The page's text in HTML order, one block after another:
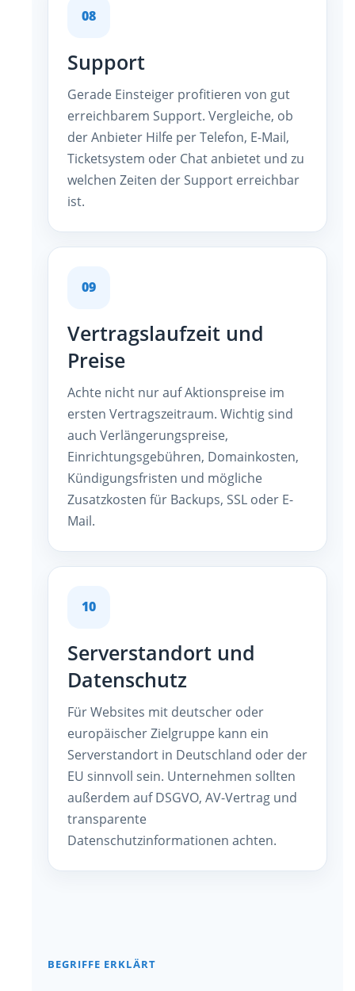
08
Support
Gerade Einsteiger profitieren von gut
erreichbarem Support. Vergleiche, ob
der Anbieter Hilfe per Telefon, E-Mail,
Ticketsystem oder Chat anbietet und zu
welchen Zeiten der Support erreichbar
ist.
09
Vertragslaufzeit und
Preise
Achte nicht nur auf Aktionspreise im
ersten Vertragszeitraum. Wichtig sind
auch Verlängerungspreise,
Einrichtungsgebühren, Domainkosten,
Kündigungsfristen und mögliche
Zusatzkosten für Backups, SSL oder E-
Mail.
10
Serverstandort und
Datenschutz
Für Websites mit deutscher oder
europäischer Zielgruppe kann ein
Serverstandort in Deutschland oder der
EU sinnvoll sein. Unternehmen sollten
außerdem auf DSGVO, AV-Vertrag und
transparente
Datenschutzinformationen achten.
BEGRIFFE ERKLÄRT